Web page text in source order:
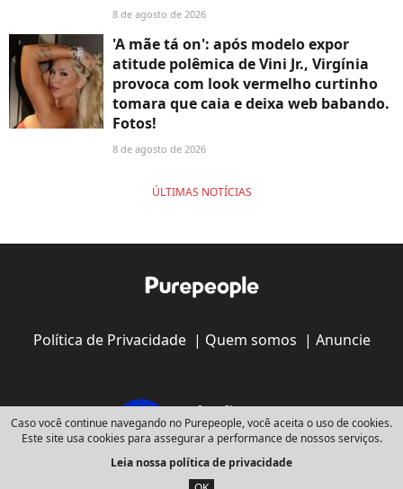
8 de agosto de 2026
'A mãe tá on': após modelo expor
atitude polêmica de Vini Jr., Virgínia
provoca com look vermelho curtinho
tomara que caia e deixa web babando.
Fotos!
8 de agosto de 2026
ÚLTIMAS NOTÍCIAS
Política de Privacidade| Quem somos | Anuncie
Copyright © 2008 - 2026
Caso você continue navegando no Purepeople, você aceita o uso de cookies.
Este site usa cookies para assegurar a performance de nossos serviços.
Leia nossa política de privacidade